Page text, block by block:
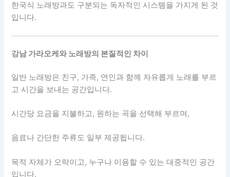
한국식 노래방과도 구분되는 독자적인 시스템을 가지게 된 것
입니다.
강남 가라오케와 노래방의 본질적인 차이
일반 노래방은 친구, 가족, 연인과 함께 자유롭게 노래를 부르
고 시간을 보내는 공간입니다.
시간당 요금을 지불하고, 원하는 곡을 선택해 부르며,
음료나 간단한 주류도 일부 제공됩니다.
목적 자체가 오락이고, 누구나 이용할 수 있는 대중적인 공간
입니다.